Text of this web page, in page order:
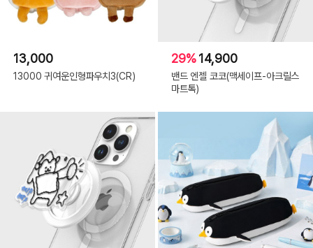
13,000
13000 귀여운인형파우치3(CR)
29%14,900
밴드 엔젤 코코(맥세이프-아크릴스
마트톡)